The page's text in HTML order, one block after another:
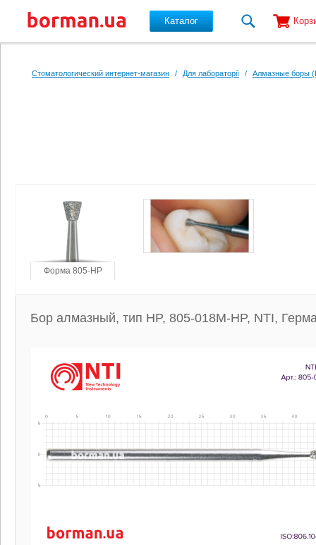
Каталог
Стоматологический интернет-магазин / Для лабораторії / Алмазные боры
Форма 805-HP
Бор алмазный, тип HP, 805-018M-HP, NTI,